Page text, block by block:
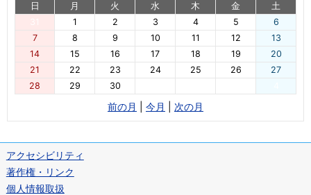
日 月 火 水 木 金
土
1 2 3 4 5
6
7
8 9 10 11 12
13
14
15 16 17 18 19
20
21
22 23 24 25 26
27
28
29 30
前の月 今月 次の月
アクセシビリティ
著作権・リンク
個人情報取扱